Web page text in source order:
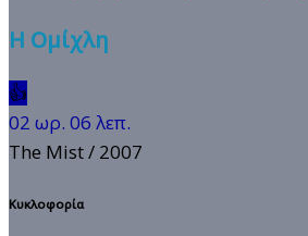
Η Ομίχλη
👍
02 ωρ. 06 λεπ.
The Mist/ 2007
Κυκλοφορία